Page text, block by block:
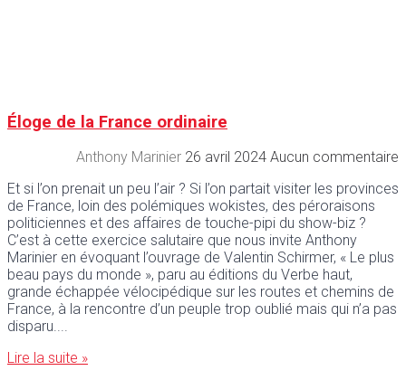
Éloge de la France ordinaire
Anthony Marinier 26 avril 2024 Aucun commentaire
Et si l’on prenait un peu l’air ? Si l’on partait visiter les provinces
de France, loin des polémiques wokistes, des péroraisons
politiciennes et des affaires de touche-pipi du show-biz ?
C’est à cette exercice salutaire que nous invite Anthony
Marinier en évoquant l’ouvrage de Valentin Schirmer, « Le plus
beau pays du monde », paru au éditions du Verbe haut,
grande échappée vélocipédique sur les routes et chemins de
France, à la rencontre d’un peuple trop oublié mais qui n’a pas
disparu.
Lire la suite »